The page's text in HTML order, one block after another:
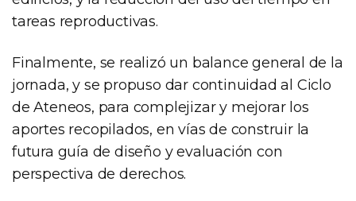
tareas reproductivas.
Finalmente, se realizó un balance general de la
jornada, y se propuso dar continuidad al Ciclo
de Ateneos, para complejizar y mejorar los
aportes recopilados, en vías de construir la
futura guía de diseño y evaluación con
perspectiva de derechos.